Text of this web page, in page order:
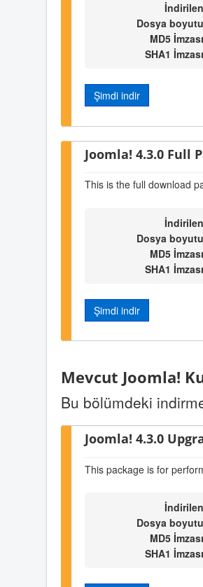
İndirilen
Dosya boyutu
MD5 İmzası
SHA1 İmzası
Şimdi indir
Joomla! 4.3.0 Full
This is the full download
İndirilen
Dosya boyutu
MD5 İmzası
SHA1 İmzası
Şimdi indir
Mevcut Joomla!
Bu bölümdeki
Joomla! 4.3.0
This package is for
İndirilen
Dosya boyutu
MD5 İmzası
SHA1 İmzası